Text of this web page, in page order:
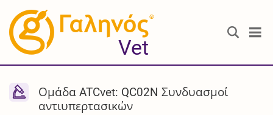
®
Vet
Ομάδα ATCvet: QC02N Συνδυασμοί
αντιυπερτασικών